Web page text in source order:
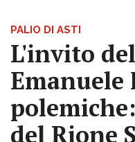
PALIO DI ASTI
L'invito
Emanuele
del Rione